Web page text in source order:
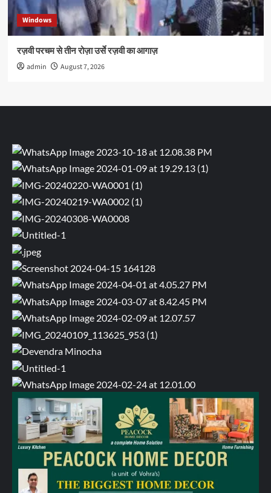
Windows
रज़वी परचम से तीन रोज़ा उर्से रज़वी का आगाज़
admin August 7, 2026